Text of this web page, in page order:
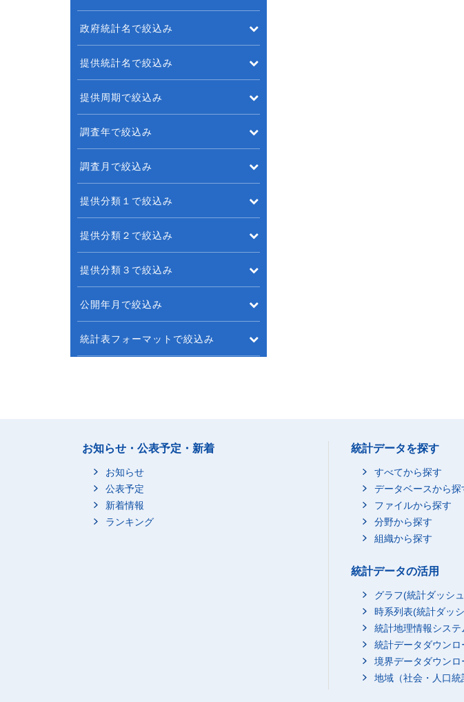
政府統計名で絞込み
提供統計名で絞込み
提供周期で絞込み
調査年で絞込み
調査月で絞込み
提供分類１で絞込み
提供分類２で絞込み
提供分類３で絞込み
公開年月で絞込み
統計表フォーマットで絞込み
お知らせ・公表予定・新着
お知らせ
公表予定
新着情報
ランキング
統計データを探す
すべてから探す
データベースから探
ファイルから探す
分野から探す
組織から探す
統計データの活用
グラフ(統計ダッシ
時系列表(統計ダッ
統計地理情報システ
統計データダウンロ
境界データダウンロ
地域（社会・人口統